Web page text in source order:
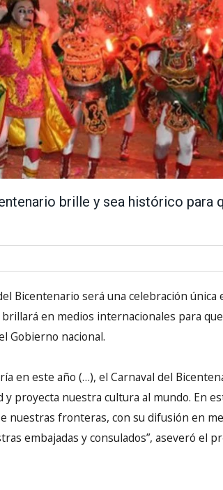
brille y sea histórico para
Bicentenario será una celebración única
en medios internacionales para
Gobierno nacional.
en este año (…), el Carnaval del
proyecta nuestra cultura al mundo. En
nuestras fronteras, con su difusión en
embajadas y consulados”, aseveró el